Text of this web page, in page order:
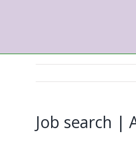
Job search |